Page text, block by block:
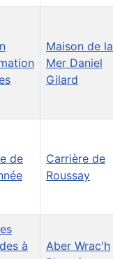
Maison de la
Mer Daniel
Gilard
de
Carrière de
Roussay
à
Aber Wrac'h